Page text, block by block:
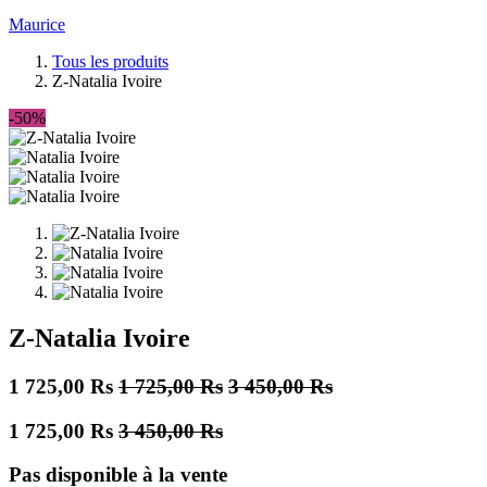
Maurice
Tous les produits
Z-Natalia Ivoire
-50%
Z-Natalia Ivoire
1 725,00 Rs 1 725,00Rs 3 450,00Rs
1 725,00 Rs 3 450,00Rs
Pas disponible à la vente